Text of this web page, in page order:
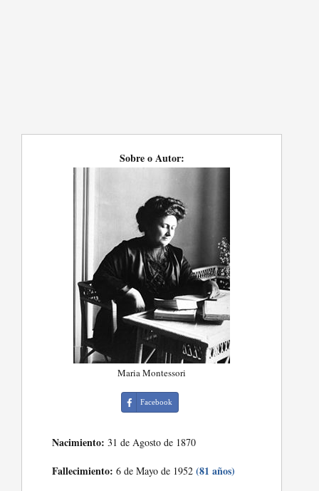
Sobre o Autor:
Maria Montessori
Facebook
Nacimiento: 31 de Agosto de 1870
Fallecimiento: 6 de Mayo de 1952(81 años)